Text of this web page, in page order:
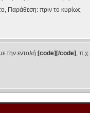
Παράθεση: πριν το κυρίως
την εντολή
[code][/code]
, π.χ.